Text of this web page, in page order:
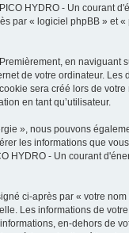
HYDRO - Un courant
par « logiciel phpBB » et
en
de votre ordinateur.
sera créé lors de
en tant qu’utilisateur.
», nous pouvons
les informations que
HYDRO - Un courant
ci-après par « votre
Les informations de
en-dehors de